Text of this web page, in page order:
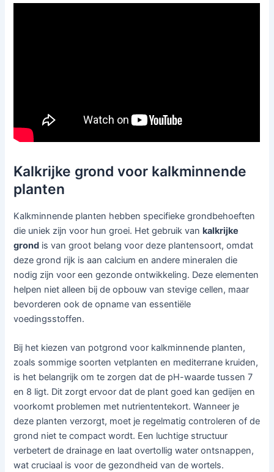
Kalkrijke grond voor kalkminnende
planten
Kalkminnende planten hebben specifieke grondbehoeften
die uniek zijn voor hun groei. Het gebruik vankalkrijke
grond is van groot belang voor deze plantensoort, omdat
deze grond rijk is aan calcium en andere mineralen die
nodig zijn voor een gezonde ontwikkeling. Deze elementen
helpen niet alleen bij de opbouw van stevige cellen, maar
bevorderen ook de opname van essentiële
voedingsstoffen.
Bij het kiezen van potgrond voor kalkminnende planten,
zoals sommige soorten vetplanten en mediterrane kruiden,
is het belangrijk om te zorgen dat de pH-waarde tussen 7
en 8 ligt. Dit zorgt ervoor dat de plant goed kan gedijen en
voorkomt problemen met nutriententekort. Wanneer je
deze planten verzorgt, moet je regelmatig controleren of de
grond niet te compact wordt. Een luchtige structuur
verbetert de drainage en laat overtollig water ontsnappen,
wat cruciaal is voor de gezondheid van de wortels.